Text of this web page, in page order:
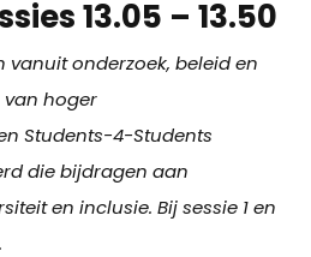
13.05 – 13.50
vanuit onderzoek, beleid en
van hoger
Students-4-Students
die bijdragen aan
en inclusie.Bij sessie 1 en